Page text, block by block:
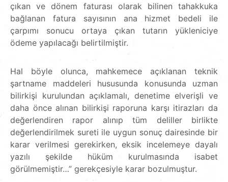
çıkan ve dönem faturası olarak bilinen tahakkuka
bağlanan fatura sayısının ana hizmet bedeli ile
çarpımı sonucu ortaya çıkan tutarın yükleniciye
ödeme yapılacağı belirtilmiştir.
Hal böyle olunca, mahkemece açıklanan teknik
şartname maddeleri hususunda konusunda uzman
bilirkişi kurulundan açıklamalı, denetime elverişli ve
daha önce alınan bilirkişi raporuna karşı itirazları da
değerlendiren rapor alınıp tüm deliller birlikte
değerlendirilmek sureti ile uygun sonuç dairesinde bir
karar verilmesi gerekirken, eksik incelemeye dayalı
yazılı şekilde hüküm kurulmasında isabet
görülmemiştir…” gerekçesiyle karar bozulmuştur.